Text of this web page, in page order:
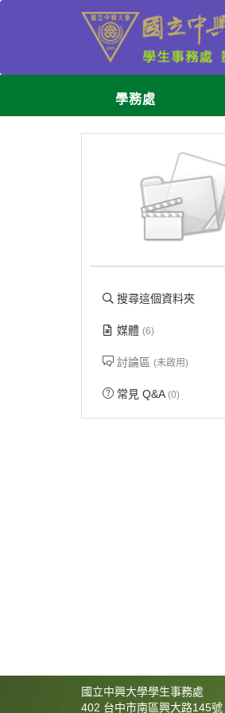
學務處
搜尋這個資料夾
媒體(6)
討論區(未啟用)
常見 Q&A(0)
國立中興大學學生事務處
402 台中市南區興大路145號